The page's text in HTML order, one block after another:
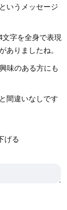
いうメッセージ
字を全身で表現
ありましたね。
味のある方にも
間違いなしです
げる